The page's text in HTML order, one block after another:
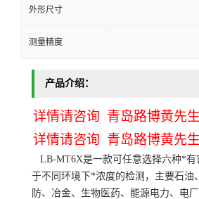
外形尺寸
测量精度
产品介绍：
详情请咨询 青岛路博黄先
详情请咨询 青岛路博黄先
LB-MT6X是一款可任意选择六种*有
于不同环境下*浓度的检测，主要石油
防、冶金、生物医药、能源电力、电